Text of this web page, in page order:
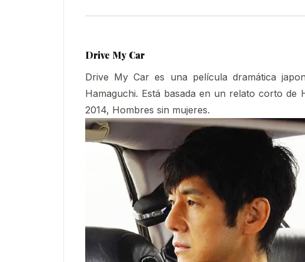
Drive My Car
Drive My Car es una película dramática
Hamaguchi. Está basada en un relato corto
2014, Hombres sin mujeres.​​